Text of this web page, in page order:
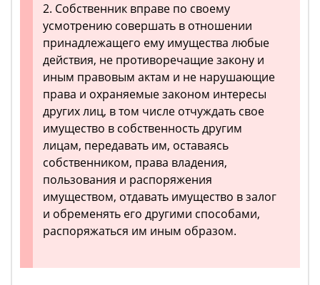
2. Собственник вправе по своему
усмотрению совершать в отношении
принадлежащего ему имущества любые
действия, не противоречащие закону и
иным правовым актам и не нарушающие
права и охраняемые законом интересы
других лиц, в том числе отчуждать свое
имущество в собственность другим
лицам, передавать им, оставаясь
собственником, права владения,
пользования и распоряжения
имуществом, отдавать имущество в залог
и обременять его другими способами,
распоряжаться им иным образом.